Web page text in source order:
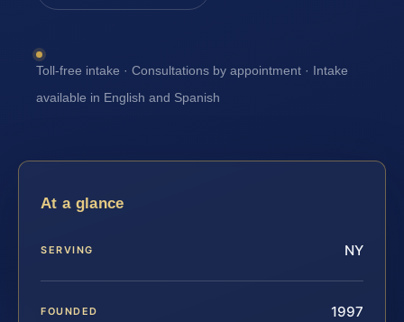
Toll-free intake · Consultations by appointment · Intake
available in English and Spanish
At a glance
SERVING NY
FOUNDED 1997